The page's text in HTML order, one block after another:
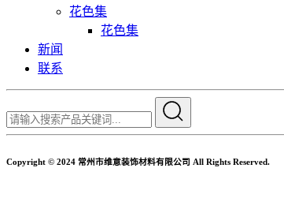
花色集
花色集
新闻
联系
Copyright © 2024 常州市维意装饰材料有限公司 All Rights Reserved.